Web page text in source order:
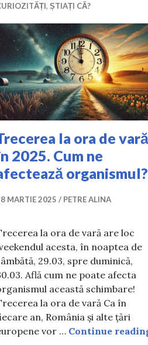
, ȘTIAȚI CĂ?
la ora de vară
2025. Cum ne
organismul?
MARTIE 2025 PETRE ALINA
la ora de vară are loc
acesta, în noaptea de
29.03, spre duminică,
Află cum ne poate afecta
această schimbare!
la ora de vară Ca în
an, România și alte țări
vor … Continue